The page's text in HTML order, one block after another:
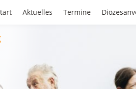
Aktuelles Termine